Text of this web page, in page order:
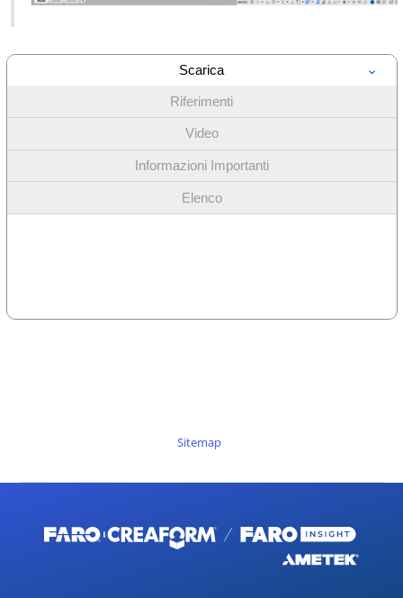
Scarica
Riferimenti
Video
Informazioni Importanti
Elenco
Sitemap